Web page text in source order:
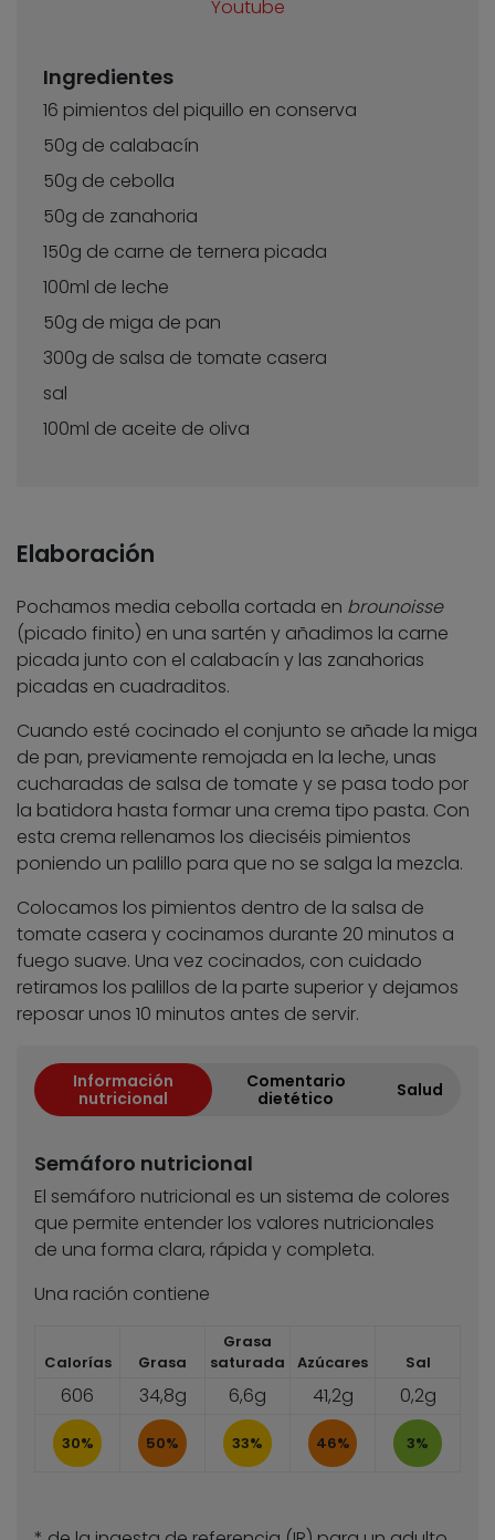
Youtube
Ingredientes
16 pimientos del piquillo en conserva
50g de calabacín
50g de cebolla
50g de zanahoria
150g de carne de ternera picada
100ml de leche
50g de miga de pan
300g de salsa de tomate casera
sal
100ml de aceite de oliva
Elaboración
Pochamos media cebolla cortada en brounoisse
(picado finito) en una sartén y añadimos la carne
picada junto con el calabacín y las zanahorias
picadas en cuadraditos.
Cuando esté cocinado el conjunto se añade la miga
de pan, previamente remojada en la leche, unas
cucharadas de salsa de tomate y se pasa todo por
la batidora hasta formar una crema tipo pasta. Con
esta crema rellenamos los dieciséis pimientos
poniendo un palillo para que no se salga la mezcla.
Colocamos los pimientos dentro de la salsa de
tomate casera y cocinamos durante 20 minutos a
fuego suave. Una vez cocinados, con cuidado
retiramos los palillos de la parte superior y dejamos
reposar unos 10 minutos antes de servir.
Información
nutricional
Comentario
dietético
Salud
Semáforo nutricional
El semáforo nutricional es un sistema de colores
que permite entender los valores nutricionales
de una forma clara, rápida y completa.
Una ración contiene
Calorías Grasa
Grasa
saturada
Azúcares Sal
606 34,8g 6,6g 41,2g 0,2g
30% 50% 33% 46% 3%